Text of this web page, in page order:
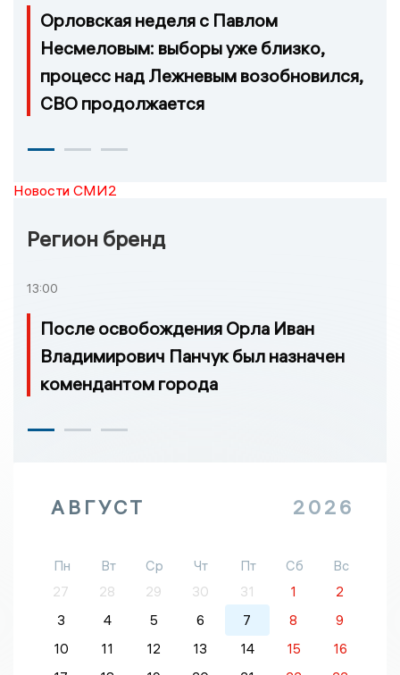
Орловская неделя с Павлом
Несмеловым: выборы уже близко,
процесс над Лежневым возобновился,
СВО продолжается
Новости СМИ2
Регион бренд
13:00
После освобождения Орла Иван
Владимирович Панчук был назначен
комендантом города
АВГУСТ 2026
Пн Вт Ср Чт Пт Сб
Вс
27
28 29 30 31 1
2
3
4 5 6 7 8
9
10
11 12 13 14 15
16